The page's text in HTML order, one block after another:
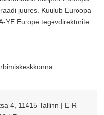
juures. Kuulub Euroopa
YE Europe tegevdirektorite
4, 11415 Tallinn | E-R